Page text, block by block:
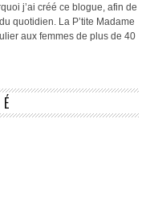
j’ai créé ce blogue, afin de
quotidien. La P’tite Madame
aux femmes de plus de 40